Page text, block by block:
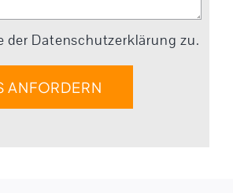
der Datenschutzerklärung zu.
ANFORDERN